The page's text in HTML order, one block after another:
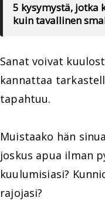
5 kysymystä, jotka
kuin tavallinen
Sanat voivat
kannattaa
tapahtuu.
Muistaako hän
joskus apua ilman
kuulumisiasi?
rajojasi?